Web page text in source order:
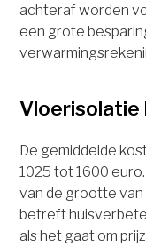
achteraf worden
een grote
Vloerisolatie
De gemiddelde
1025 tot 1600
van de grootte van
betreft
als het gaat om